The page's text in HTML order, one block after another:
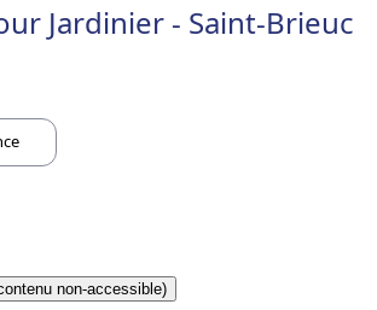
Jardinier - Saint-Brieuc
non-accessible)